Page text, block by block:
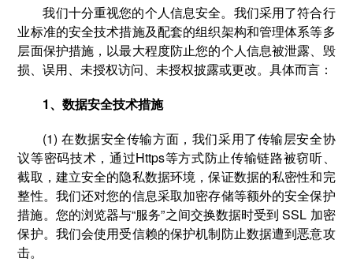
我们十分重视您的个人信息安全。我们采用了符合行
业标准的安全技术措施及配套的组织架构和管理体系等多
层面保护措施，以最大程度防止您的个人信息被泄露、毁
损、误用、未授权访问、未授权披露或更改。具体而言：
1、数据安全技术措施
(1) 在数据安全传输方面，我们采用了传输层安全协
议等密码技术，通过Https等方式防止传输链路被窃听、
截取，建立安全的隐私数据环境，保证数据的私密性和完
整性。我们还对您的信息采取加密存储等额外的安全保护
措施。您的浏览器与“服务”之间交换数据时受到 SSL 加密
保护。我们会使用受信赖的保护机制防止数据遭到恶意攻
击。